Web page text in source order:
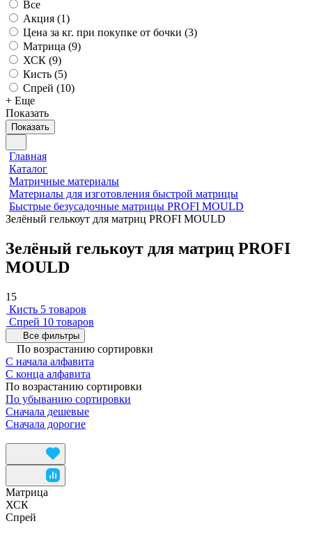
Все
Акция (1)
Цена за кг. при покупке от бочки (3)
Матрица (9)
ХСК (9)
Кисть (5)
Спрей (10)
+ Еще
Показать
Показать
Главная
Каталог
Матричные материалы
Материалы для изготовления быстрой матрицы
Быстрые безусадочные матрицы PROFI MOULD
Зелёный гелькоут для матриц PROFI MOULD
Зелёный гелькоут для матриц PROFI
MOULD
15
Кисть 5 товаров
Спрей 10 товаров
Все фильтры
По возрастанию сортировки
С начала алфавита
С конца алфавита
По возрастанию сортировки
По убыванию сортировки
Сначала дешевые
Сначала дорогие
Матрица
ХСК
Спрей